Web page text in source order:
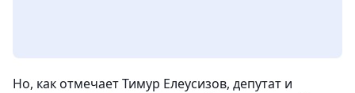
Но, как отмечает Тимур Елеусизов, депутат и